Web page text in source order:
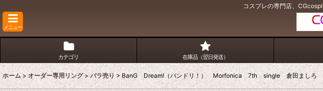
コスプレの専門店、
メニュー
カテゴリ 在庫品（翌日発送）
ホーム > オーダー専用リング > バラ売り > BanG Dream!（バンドリ！） Morfonica 7th single 倉田ましろ